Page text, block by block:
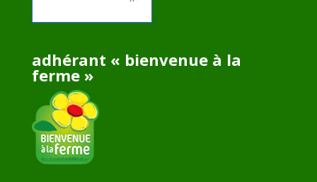
adhérant « bienvenue à la
ferme »